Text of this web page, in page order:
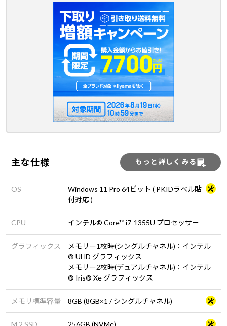
主な仕様 もっと詳しくみる
OS
Windows 11 Pro 64ビット ( PKIDラベル貼
付対応 )
CPU インテル® Core™ i7-1355U プロセッサー
グラフィックス
メモリー1枚時(シングルチャネル)：インテル
® UHD グラフィックス
メモリー2枚時(デュアルチャネル)：インテル
® Iris® Xe グラフィックス
メモリ標準容量 8GB (8GB×1 / シングルチャネル)
M.2 SSD 256GB (NVMe)